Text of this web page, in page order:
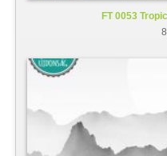
FT 0053